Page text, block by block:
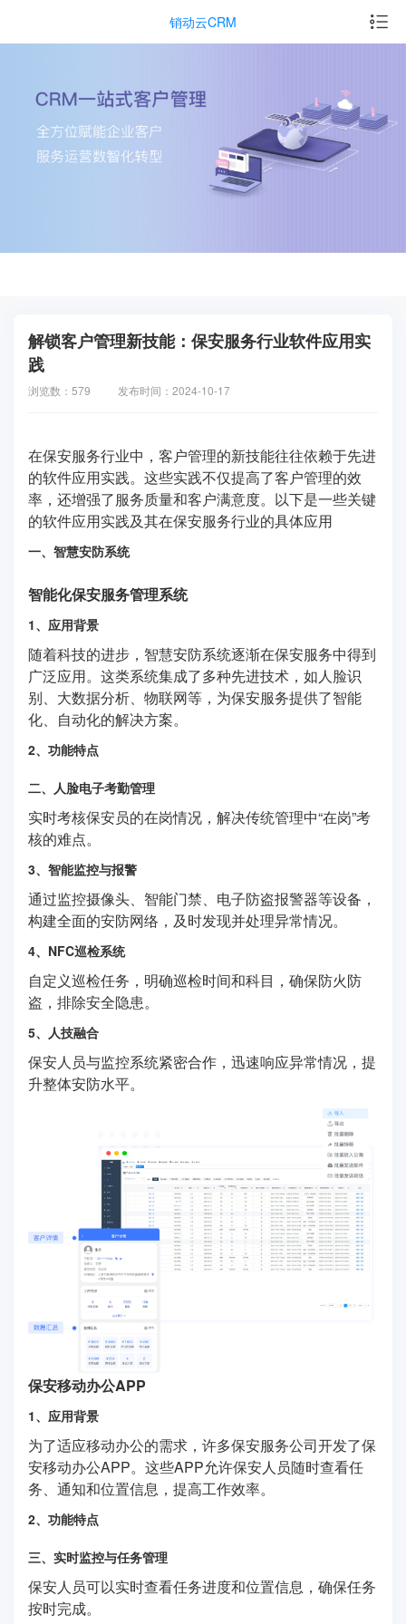
销动云CRM
解锁客户管理新技能：保安服务行业软件应用实
践
浏览数：579 发布时间：2024-10-17
在保安服务行业中，客户管理的新技能往往依赖于先进
的软件应用实践。这些实践不仅提高了客户管理的效
率，还增强了服务质量和客户满意度。以下是一些关键
的软件应用实践及其在保安服务行业的具体应用
一、智慧安防系统
智能化保安服务管理系统
1、应用背景
随着科技的进步，智慧安防系统逐渐在保安服务中得到
广泛应用。这类系统集成了多种先进技术，如人脸识
别、大数据分析、物联网等，为保安服务提供了智能
化、自动化的解决方案。
2、功能特点
二、人脸电子考勤管理
实时考核保安员的在岗情况，解决传统管理中“在岗”考
核的难点。
3、智能监控与报警
通过监控摄像头、智能门禁、电子防盗报警器等设备，
构建全面的安防网络，及时发现并处理异常情况。
4、NFC巡检系统
自定义巡检任务，明确巡检时间和科目，确保防火防
盗，排除安全隐患。
5、人技融合
保安人员与监控系统紧密合作，迅速响应异常情况，提
升整体安防水平。
保安移动办公APP
1、应用背景
为了适应移动办公的需求，许多保安服务公司开发了保
安移动办公APP。这些APP允许保安人员随时查看任
务、通知和位置信息，提高工作效率。
2、功能特点
三、实时监控与任务管理
保安人员可以实时查看任务进度和位置信息，确保任务
按时完成。